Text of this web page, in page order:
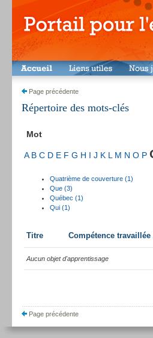
Page précédente
Répertoire des mots-clés
Mot
A B C D E F G H I J K L M N O P
Quatrième de couverture (1)
Que (3)
Québec (1)
Qui (1)
Titre Compétence
Aucun objet d'apprentissage
Page précédente